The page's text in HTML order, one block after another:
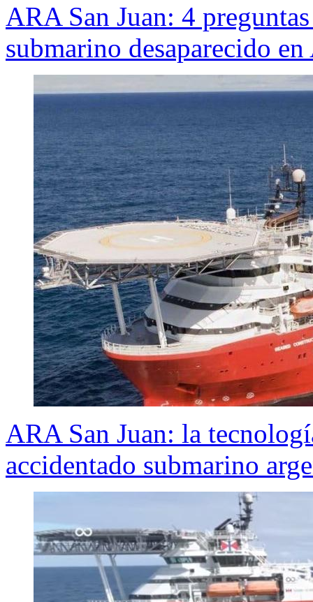
ARA San Juan: 4
submarino desaparecido
ARA San Juan: la
accidentado submarino